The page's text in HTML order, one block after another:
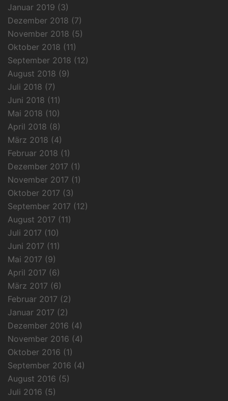
Januar 2019 (3)
Dezember 2018 (7)
November 2018 (5)
Oktober 2018 (11)
September 2018 (12)
August 2018 (9)
Juli 2018 (7)
Juni 2018 (11)
Mai 2018 (10)
April 2018 (8)
März 2018 (4)
Februar 2018 (1)
Dezember 2017 (1)
November 2017 (1)
Oktober 2017 (3)
September 2017 (12)
August 2017 (11)
Juli 2017 (10)
Juni 2017 (11)
Mai 2017 (9)
April 2017 (6)
März 2017 (6)
Februar 2017 (2)
Januar 2017 (2)
Dezember 2016 (4)
November 2016 (4)
Oktober 2016 (1)
September 2016 (4)
August 2016 (5)
Juli 2016 (5)